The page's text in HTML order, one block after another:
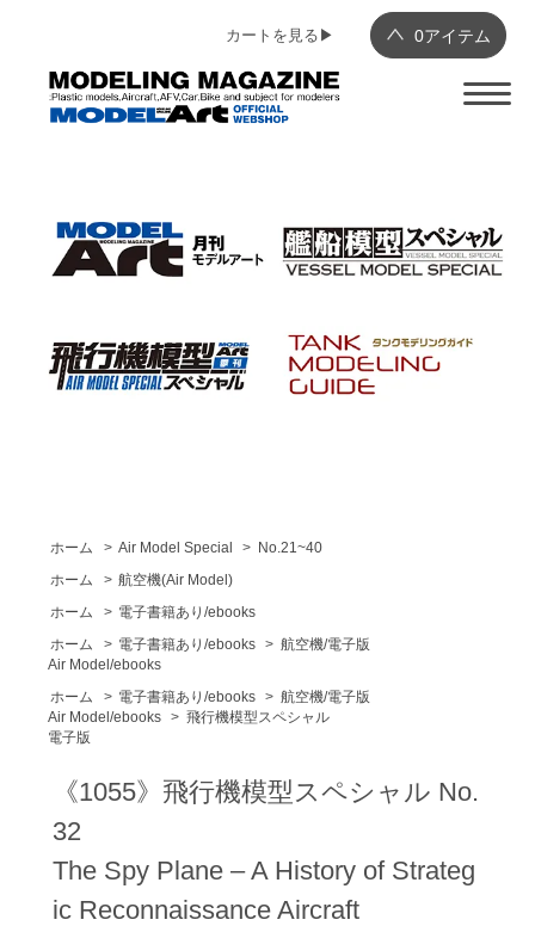
0アイテム
カートを見る▶︎
ホーム > Air Model Special > No.21~40
ホーム
> 航空機(Air Model)
ホーム
> 電子書籍あり/ebooks
ホーム
> 電子書籍あり/ebooks > 航空機/電子版
Air Model/ebooks
ホーム
> 電子書籍あり/ebooks > 航空機/電子版
Air Model/ebooks > 飛行機模型スペシャル
電子版
《1055》飛行機模型スペシャル No.
32
The Spy Plane – A History of Strateg
ic Reconnaissance Aircraft